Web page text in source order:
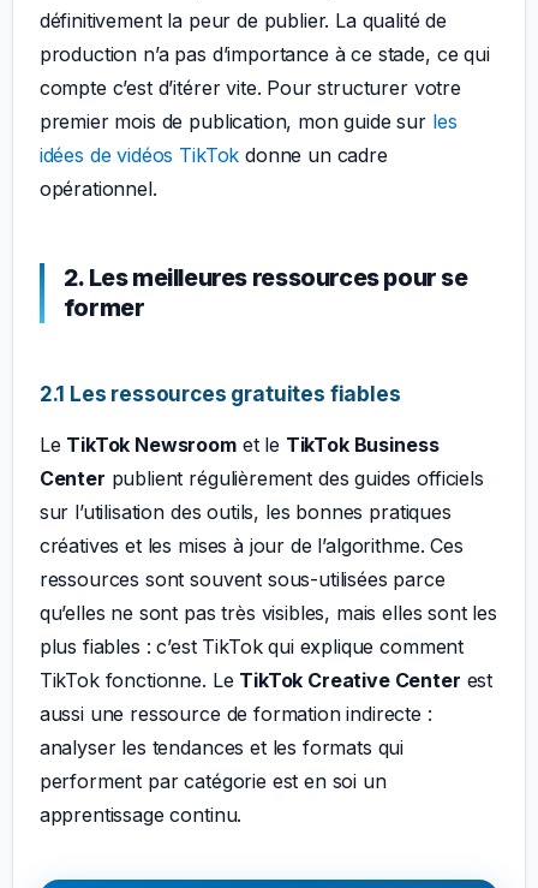
définitivement la peur de publier. La qualité de
production n’a pas d’importance à ce stade, ce qui
compte c’est d’itérer vite. Pour structurer votre
premier mois de publication, mon guide sur les
idées de vidéos TikTok donne un cadre
opérationnel.
2. Les meilleures ressources pour se
former
2.1 Les ressources gratuites fiables
Le TikTok Newsroomet le TikTok Business
Center publient régulièrement des guides officiels
sur l’utilisation des outils, les bonnes pratiques
créatives et les mises à jour de l’algorithme. Ces
ressources sont souvent sous-utilisées parce
qu’elles ne sont pas très visibles, mais elles sont les
plus fiables : c’est TikTok qui explique comment
TikTok fonctionne. Le TikTok Creative Center est
aussi une ressource de formation indirecte :
analyser les tendances et les formats qui
performent par catégorie est en soi un
apprentissage continu.